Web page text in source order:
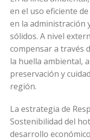
en el uso eficiente
en la administración
sólidos. A nivel
compensar a través
la huella ambiental,
preservación y
región.
La estrategia de
Sostenibilidad del
desarrollo